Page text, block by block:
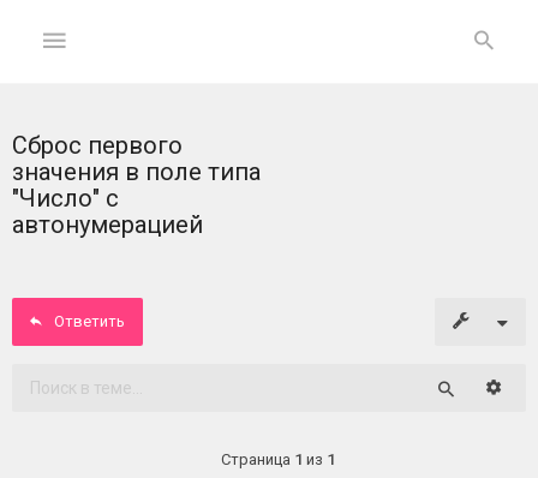
ГЛАВНАЯ
На
главную
Вход
Сброс первого
значения в поле типа
"Число" с
автонумерацией
Ответить
Страница 1 из 1